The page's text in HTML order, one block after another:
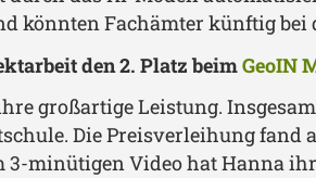
könnten Fachämter künftig bei
den 2. Platz beimGeoIN
großartige Leistung.
Die Preisverleihung fand
3-minütigen Video hat Hanna